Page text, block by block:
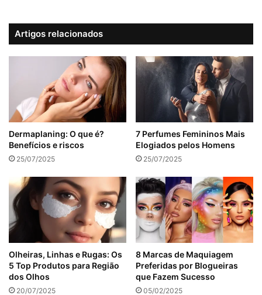
Artigos relacionados
Dermaplaning: O que é?
Benefícios e riscos
25/07/2025
7 Perfumes Femininos Mais
Elogiados pelos Homens
25/07/2025
Olheiras, Linhas e Rugas: Os
5 Top Produtos para Região
dos Olhos
20/07/2025
8 Marcas de Maquiagem
Preferidas por Blogueiras
que Fazem Sucesso
05/02/2025